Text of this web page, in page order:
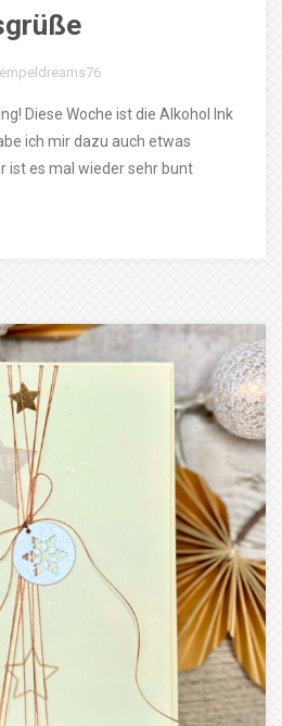
Diese Woche ist die Alkohol Ink
ich mir dazu auch etwas
ist es mal wieder sehr bunt